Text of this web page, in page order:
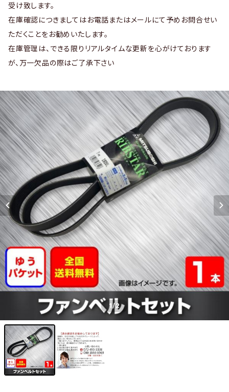
受け致します。
在庫確認につきましてはお電話またはメールにて予めお問合せい
ただくことをお勧めいたします。
在庫管理は、できる限りリアルタイムな更新を心がけております
が、万一欠品の際はご了承下さい
1/2